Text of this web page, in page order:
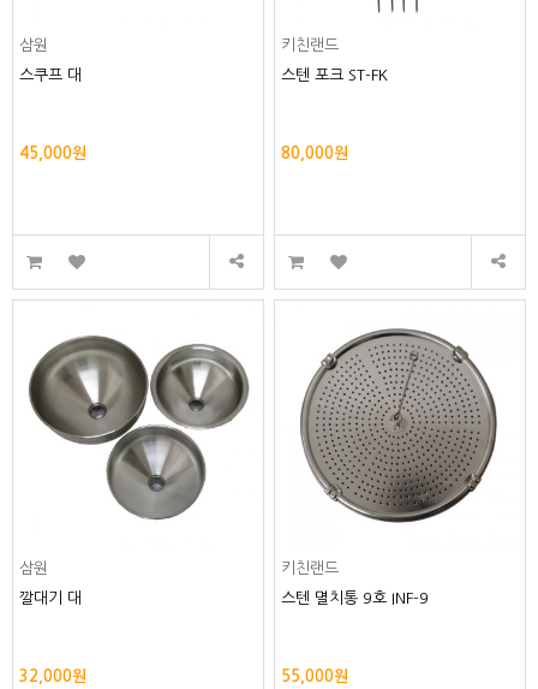
삼원
스쿠프 대
45,000원
키친랜드
스텐 포크 ST-FK
80,000원
삼원
깔대기 대
32,000원
키친랜드
스텐 멸치통 9호 INF-9
55,000원